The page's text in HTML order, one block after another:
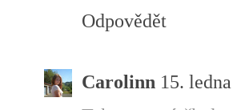
Odpovědět
Carolinn 15.